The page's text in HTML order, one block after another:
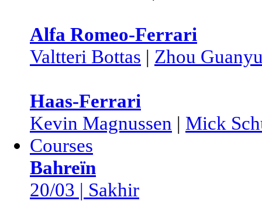
Alfa Romeo-Ferrari
Valtteri Bottas | Zhou
Haas-Ferrari
Kevin Magnussen | Mick
Courses
Bahreïn
20/03 | Sakhir